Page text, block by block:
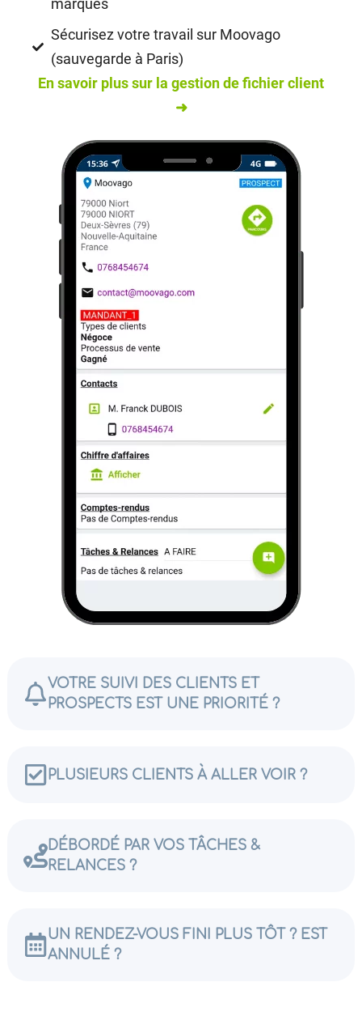
VOTRE SUIVI DES CLIENTS ET
PROSPECTS EST UNE PRIORITÉ ?
PLUSIEURS CLIENTS À ALLER VOIR ?​
DÉBORDÉ PAR VOS TÂCHES &
RELANCES ?​
UN RENDEZ-VOUS FINI PLUS TÔT ? EST
ANNULÉ ?​
marques
Sécurisez votre travail sur Moovago
(sauvegarde à Paris)
En savoir plus sur la gestion de fichier client
➜